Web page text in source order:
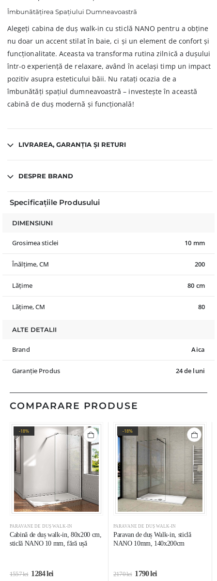
Îmbunătățirea Spațiului Dumneavoastră
Alegeți cabina de duș walk-in cu sticlă NANO pentru a obține
nu doar un accent stilat în baie, ci și un element de confort și
funcționalitate. Aceasta va transforma rutina zilnică a dușului
într-o experiență de relaxare, având în același timp un impact
pozitiv asupra esteticului băii. Nu ratați ocazia de a
îmbunătăți spațiul dumneavoastră – investește în această
cabină de duș modernă și funcțională!
LIVRAREA, GARANȚIA ȘI RETURI
DESPRE BRAND
Specificațiile Produsului
DIMENSIUNI
Grosimea sticlei 10 mm
Înălțime, CM 200
Lățime 80 cm
Lățime, CM 80
ALTE DETALII
Brand Aica
Garanție Produs 24 de luni
COMPARARE PRODUSE
-18%
PARAVANE DE DUȘ WALK-IN
Cabină de duș walk-in, 80x200 cm,
sticlă NANO 10 mm, fără ușă
1557lei 1284lei
-18%
PARAVANE DE DUȘ WALK-IN
Paravan de duș Walk-in, sticlă
NANO 10mm, 140x200cm
2170lei 1790lei